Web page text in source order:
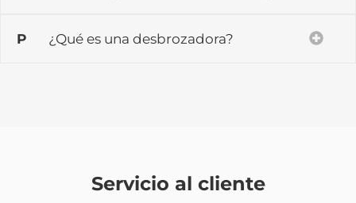
P ¿Qué es una desbrozadora?
Servicio al cliente